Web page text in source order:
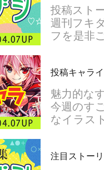
投稿スト
週刊フキ
フを是非
投稿キャラ
魅力的な
今週のす
なイラス
注目ストー